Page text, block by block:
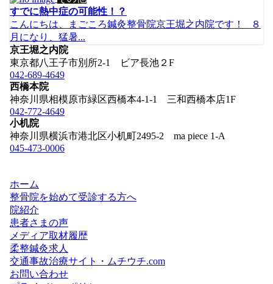
すでに熱中症の可能性！？
こんにちは、まごころ鍼灸整骨院京王堀之内院です！ ８
月になり、猛暑...
京王堀之内院
東京都八王子市別所2-1 ビア長池２F
042-689-4649
西橋本院
神奈川県相模原市緑区西橋本4-1-1 三和西橋本店1F
042-772-4649
小机院
神奈川県横浜市港北区小机町2495-2 ma piece 1-A
045-473-0006
ホーム
整骨院を始めて受診する方へ
院紹介
患者さまの声
メディア取材履歴
柔整鍼灸求人
交通事故治療サイト・ムチウチ.com
お問い合わせ